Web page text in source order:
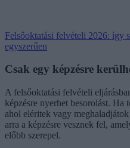
Felsőoktatási felvételi 2026: így
egyszerűen
Csak egy képzésre
A felsőoktatási felvételi
képzésre nyerhet besorolást.
ahol eléritek vagy
arra a képzésre vesznek fel,
előbb szerepel.